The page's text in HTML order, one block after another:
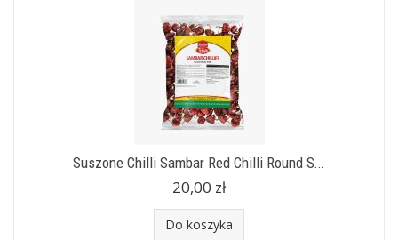
Suszone Chilli Sambar Red Chilli Round S...
20,00 zł
Do koszyka